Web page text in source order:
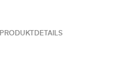
PRODUKTDETAILS